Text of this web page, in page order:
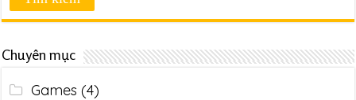
Chuyên mục
Games (4)